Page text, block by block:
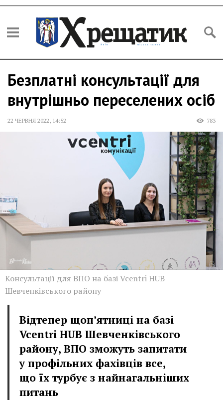
Безплатні консультації для
внутрішньо переселених осіб
22 ЧЕРВНЯ 2022, 14:52 783
Консультації для ВПО на базі Vcentri HUB
Шевченківського району
Відтепер щоп’ятниці на базі
Vcentri HUB Шевченківського
району, ВПО зможуть запитати
у профільних фахівців все,
що їх турбує з найнагальніших
питань